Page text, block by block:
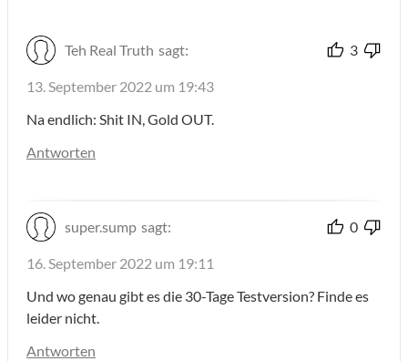
Teh Real Truth sagt: 3
13. September 2022 um 19:43
Na endlich: Shit IN, Gold OUT.
Antworten
super.sump sagt: 0
16. September 2022 um 19:11
Und wo genau gibt es die 30-Tage Testversion? Finde es
leider nicht.
Antworten